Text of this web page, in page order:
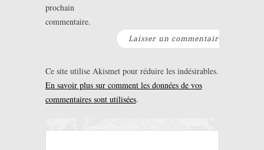
prochain
commentaire.
Ce site utilise Akismet pour réduire les indésirables.
En savoir plus sur comment les données de vos
commentaires sont utilisées.